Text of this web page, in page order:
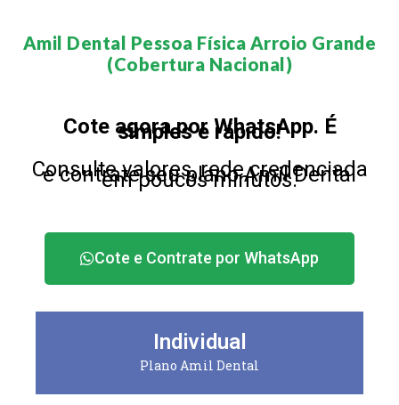
Amil Dental Pessoa Física Arroio Grande
(Cobertura Nacional)​
Cote agora por WhatsApp. É
simples e rápido!
Consulte valores, rede credenciada
e contrate seu plano Amil Dental
em poucos minutos.
Cote e Contrate por WhatsApp
Individual
Plano Amil Dental